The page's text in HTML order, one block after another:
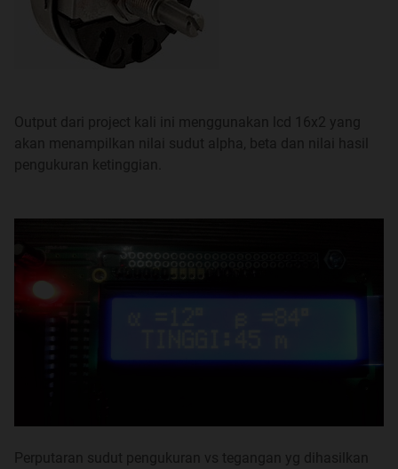
RFID TRAINER MODUL untuk DOOR LOCK
ALL ABOUT TV vs MICROCONTROLLER
Video Text Overlay (OSD) dengan ATTINY2313
disini, penjelasan
PACMAN==> lengkapnya
ATMega-8 TV PAL Text Generator
Output dari project kali ini menggunakan lcd 16x2 yang
akan menampilkan nilai sudut alpha, beta dan nilai hasil
pengukuran ketinggian.
Perputaran sudut pengukuran vs tegangan yg dihasilkan